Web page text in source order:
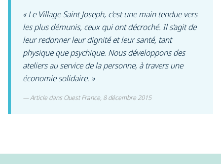
« Le Village Saint Joseph, c’est une main tendue vers
les plus démunis, ceux qui ont décroché. Il s’agit de
leur redonner leur dignité et leur santé, tant
physique que psychique. Nous développons des
ateliers au service de la personne, à travers une
économie solidaire. »​
Article dans Ouest France, 8 décembre 2015